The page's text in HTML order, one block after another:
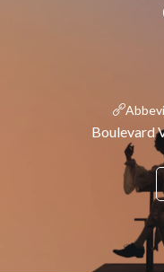
Boulevard